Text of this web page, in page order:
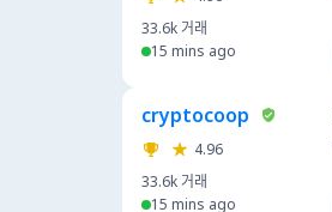
33.6k 거래
15 mins ago
cryptocoop
4.96
33.6k 거래
15 mins ago